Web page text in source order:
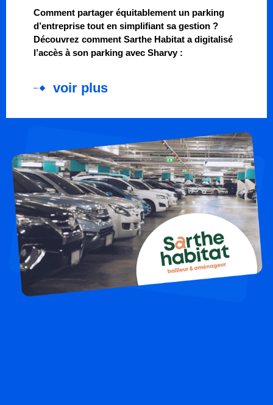
Comment partager équitablement un parking
d’entreprise tout en simplifiant sa gestion ?
Découvrez comment Sarthe Habitat a digitalisé
l’accès à son parking avec Sharvy :
voir plus